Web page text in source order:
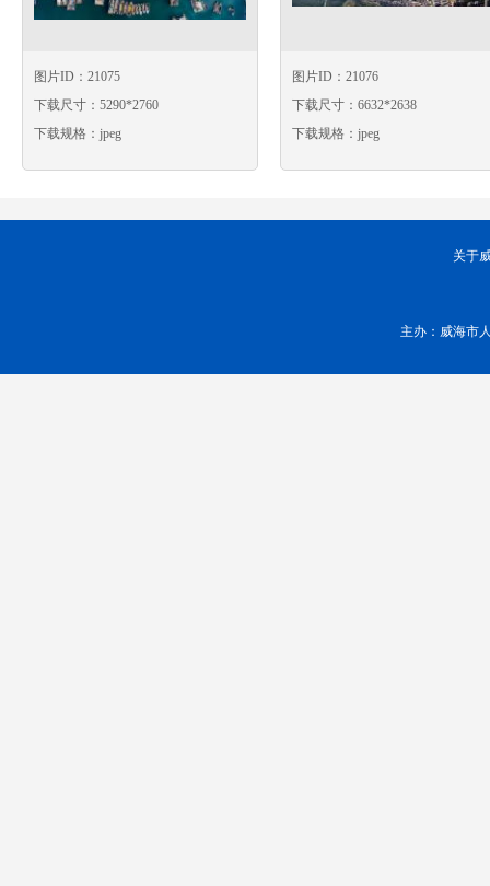
图片ID：21075
下载尺寸：5290*2760
下载规格：jpeg
图片ID：21076
下载尺寸：6632*2638
下载规格：jpeg
关于
主办：威海市